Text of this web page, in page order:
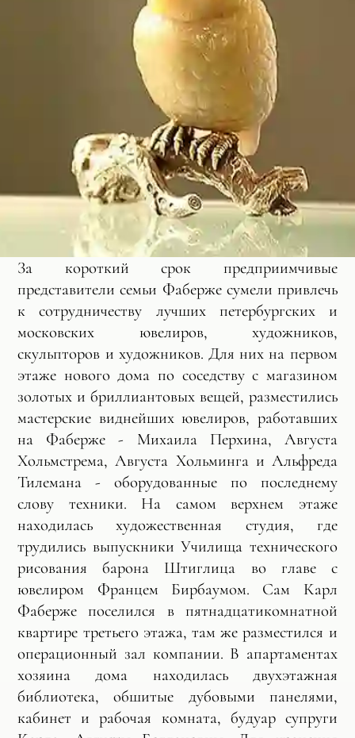
За короткий срок предприимчивые
представители семьи Фаберже сумели привлечь
к сотрудничеству лучших петербургских и
московских ювелиров, художников,
скульпторов и художников. Для них на первом
этаже нового дома по соседству с магазином
золотых и бриллиантовых вещей, разместились
мастерские виднейших ювелиров, работавших
на Фаберже - Михаила Перхина, Августа
Хольмстрема, Августа Хольминга и Альфреда
Тилемана - оборудованные по последнему
слову техники. На самом верхнем этаже
находилась художественная студия, где
трудились выпускники Училища технического
рисования барона Штиглица во главе с
ювелиром Францем Бирбаумом. Сам Карл
Фаберже поселился в пятнадцатикомнатной
квартире третьего этажа, там же разместился и
операционный зал компании. В апартаментах
хозяина дома находилась двухэтажная
библиотека, обшитые дубовыми панелями,
кабинет и рабочая комната, будуар супруги